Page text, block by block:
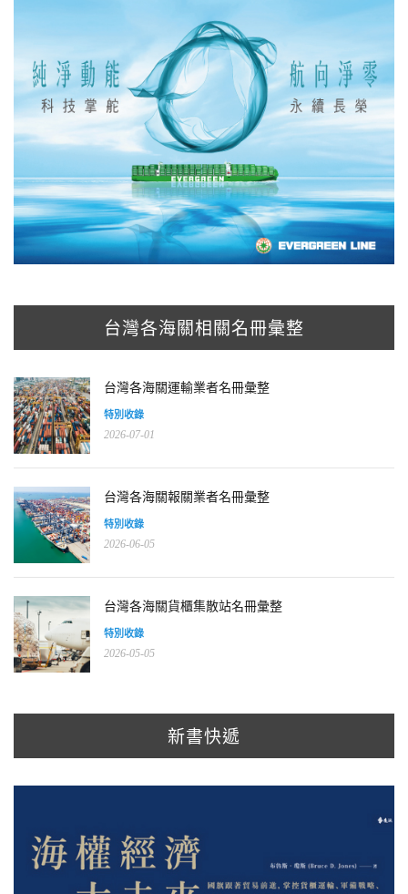
台灣各海關相關名冊彙整
台灣各海關運輸業者名冊彙整
特別收錄
2026-07-01
台灣各海關報關業者名冊彙整
特別收錄
2026-06-05
台灣各海關貨櫃集散站名冊彙整
特別收錄
2026-05-05
新書快遞